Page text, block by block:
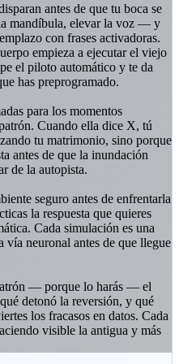
antes de que tu boca se
mandíbula, elevar la voz — y
con frases activadoras.
empieza a ejecutar el viejo
el piloto automático y te da
has preprogramado.
para los momentos
Cuando ella dice X, tú
tu matrimonio, sino porque
antes de que la inundación
de la autopista.
seguro antes de enfrentarla
la respuesta que quieres
Cada simulación es una
neuronal antes de que llegue
— porque lo harás — el
detonó la reversión, y qué
los fracasos en datos. Cada
visible la antigua y más